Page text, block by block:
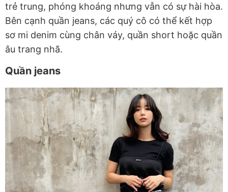
trẻ trung, phóng khoáng nhưng vẫn có sự hài hòa.
Bên cạnh quần jeans, các quý cô có thể kết hợp
sơ mi denim cùng chân váy, quần short hoặc quần
âu trang nhã.
Quần jeans